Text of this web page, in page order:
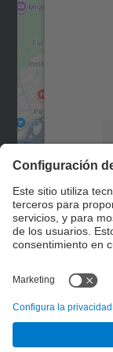
Contacto
Formulario de
Servicio de